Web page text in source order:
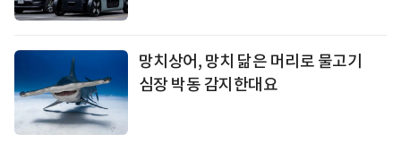
망치상어, 망치 닮은 머리로 물고기
심장 박동 감지한대요